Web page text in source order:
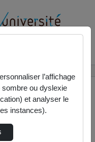
l’affichage
sombre ou dyslexie
et analyser le
instances).